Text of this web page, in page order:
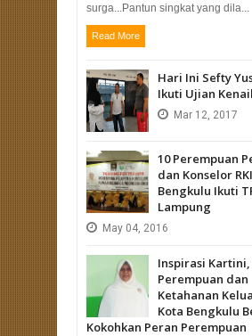
surga...Pantun singkat yang dila...
Read More
Hari Ini Sefty
Ikuti Ujian
Mar 12, 2017
10 Perempuan
dan Konselor RKI
Bengkulu Ikuti
Lampung
May 04, 2016
Inspirasi
Perempuan dan
Ketahanan
Kota Bengkulu
Kokohkan Peran Perempuan